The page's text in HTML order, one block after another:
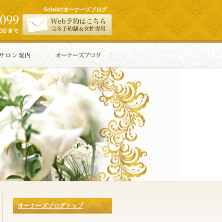
Soleilのオーナーズブログ
オーナーズブログトップ